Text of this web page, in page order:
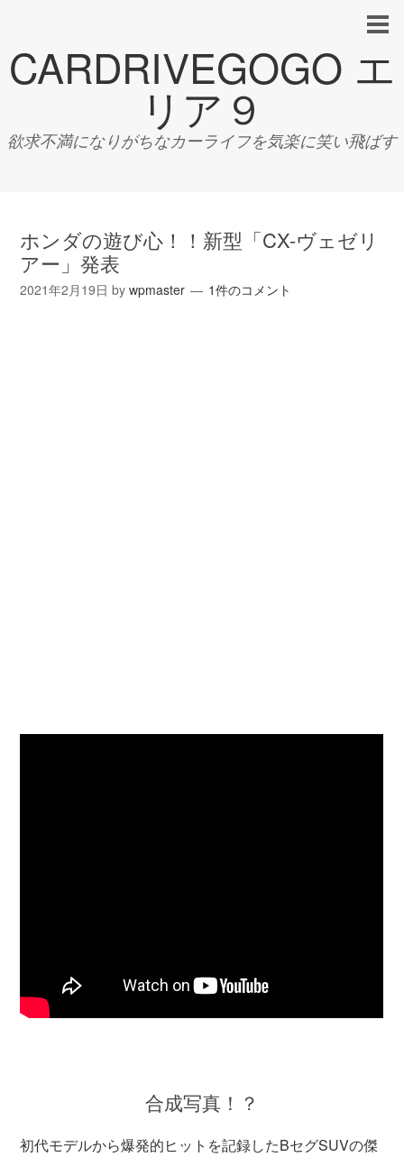
CARDRIVEGOGO エ
リア９
欲求不満になりがちなカーライフを気楽に笑い飛ばす
ホンダの遊び心！！新型「CX-ヴェゼリ
アー」発表
2021年2月19日 bywpmaster 1件のコメント
合成写真！？
初代モデルから爆発的ヒットを記録したBセグSUVの傑